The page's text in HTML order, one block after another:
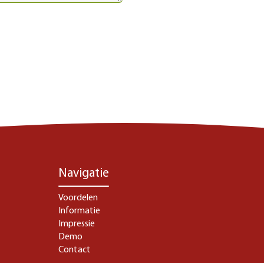
Navigatie
Voordelen
Informatie
Impressie
Demo
Contact